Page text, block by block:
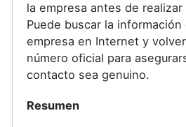
la empresa antes de
Puede buscar la
empresa en Internet y
número oficial para
contacto sea genuino.
Resumen